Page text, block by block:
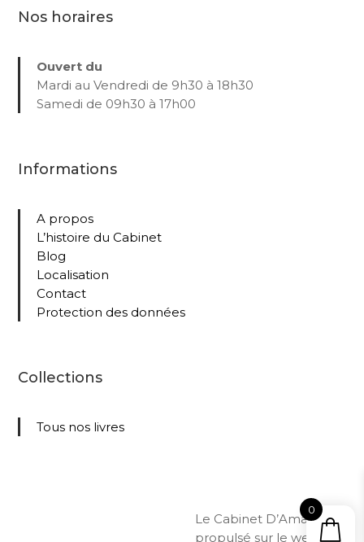
Nos horaires
Ouvert du
Mardi au Vendredi de 9h30 à 18h30
Samedi de 09h30 à 17h00
Informations
A propos
L’histoire du Cabinet
Blog
Localisation
Contact
Protection des données
Collections
Tous nos livres
Le Cabinet D’Amateur –
propulsé sur le web par
0